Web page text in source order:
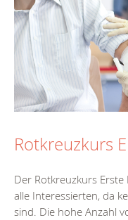
Rotkreuzkurs
Der Rotkreuzkurs
alle Interessierten, da
sind. Die hohe Anzahl